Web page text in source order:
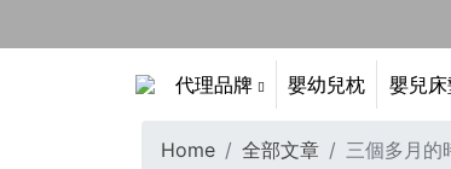
代理品牌 嬰幼兒枕 嬰兒
Home 全部文章 三個多月的